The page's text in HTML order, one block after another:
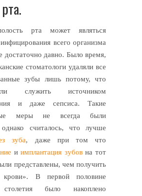
рта может являться
всего организма
достаточно давно. Было время,
стоматологи удаляли все
зубы лишь потому, что
служить источником
и даже сепсиса. Такие
меры не всегда были
считалось, что лучше
зуба, даже при том что
иимплантация зубовна тот
представлены, чем получить
крови». В первой половине
было накоплено